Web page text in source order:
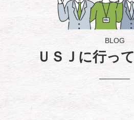
ＵＳＪに行っ
BLOG